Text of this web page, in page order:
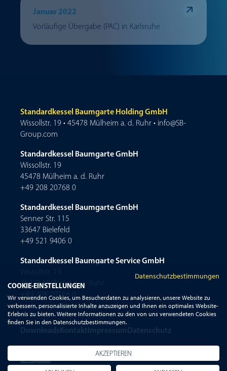
Januar 2022
Vorläufige Übergabe (PAC) in Karlsruhe
Standardkessel Baumgarte Holding GmbH
Wissollstr. 19 • 45478 Mülheim a. d. Ruhr • info@SB-
Group.com
Standardkessel Baumgarte GmbH
Wissollstr. 19
45478 Mülheim a. d. Ruhr
+49 208 20768 0
Standardkessel Baumgarte GmbH
Senner Str. 115
33647 Bielefeld
+49 521 9406 0
Standardkessel Baumgarte Service GmbH
45478 Mülheim a. d. Ruhr
+49 208 20768 0
DownloadsKontaktImpressum Datenschutz
Datenschutzbestimmungen
COOKIE-EINSTELLUNGEN
Wir verwenden Cookies, um Besucherdaten zu analysieren, unsere Website zu
verbessern, personalisierte Inhalte anzuzeigen und Ihnen ein optimales Website-
Erlebnis zu bieten. Weitere Informationen zu den von uns verwendeten Cookies
finden Sie in den Datenschutzbestimmungen.
AKZEPTIEREN